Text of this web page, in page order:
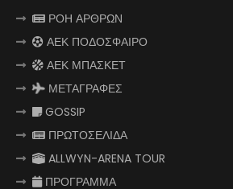
ΡΟΗ ΑΡΘΡΩΝ
ΑΕΚ ΠΟΔΟΣΦΑΙΡΟ
ΑΕΚ ΜΠΑΣΚΕΤ
ΜΕΤΑΓΡΑΦΕΣ
GOSSIP
ΠΡΩΤΟΣΕΛΙΔΑ
ALLWYN-ARENA TOUR
ΠΡΟΓΡΑΜΜΑ